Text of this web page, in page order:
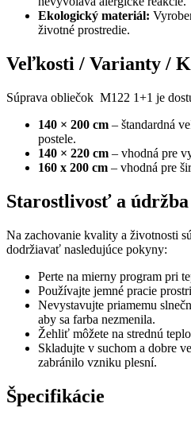
Ekologický materiál:
životné prostredie.
Veľkosti / Varianty /
Súprava obliečok M122 1+1 je
140 × 200 cm – štandardná
postele.
140 × 220 cm – vhodná pre
160 x 200 cm – vhodná pre
Starostlivosť a údržba
Na zachovanie kvality a životnosti
dodržiavať nasledujúce pokyny:
Perte na mierny program pri
Používajte jemné pracie
Nevystavujte priamemu
aby sa farba nezmenila.
Žehliť môžete na strednú
Skladujte v suchom a dobre
zabránilo vzniku plesní.
Špecifikácie